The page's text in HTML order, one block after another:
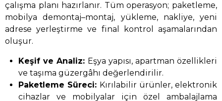
çalışma planı hazırlanır. Tüm operasyon; paketleme,
mobilya demontaj–montaj, yükleme, nakliye, yeni
adrese yerleştirme ve final kontrol aşamalarından
oluşur.
Keşif ve Analiz: Eşya yapısı, apartman özellikleri
ve taşıma güzergâhı değerlendirilir.
Paketleme Süreci: Kırılabilir ürünler, elektronik
cihazlar ve mobilyalar için özel ambalajlama